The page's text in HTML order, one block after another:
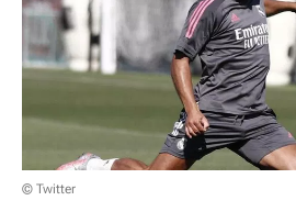
© Twitter